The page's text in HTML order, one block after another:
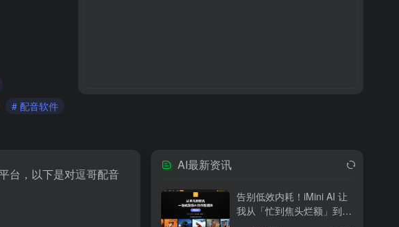
# 配音软件
台，以下是对逗哥配音
AI最新资讯
告别低效内耗！iMini AI 让
我从「忙到焦头烂额」到